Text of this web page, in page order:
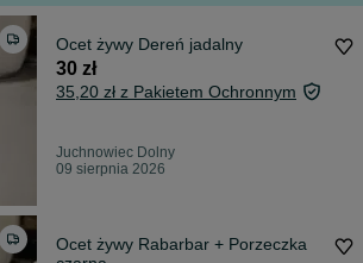
Ocet żywy Dereń jadalny
30 zł
35,20 zł z Pakietem Ochronnym
Juchnowiec Dolny
09 sierpnia 2026
Ocet żywy Rabarbar + Porzeczka